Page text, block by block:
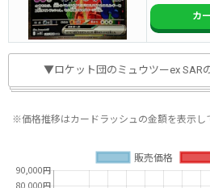
カ
▼ロケット団のミュウツーex SAR
※価格推移はカードラッシュの金額を表示し